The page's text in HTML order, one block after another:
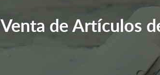
Venta de Artículos